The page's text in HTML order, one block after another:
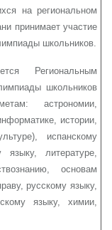
на региональном
принимает участие
школьников.
Региональным
школьников
астрономии,
истории,
испанскому
языку, литературе,
основам
русскому языку,
языку, химии,